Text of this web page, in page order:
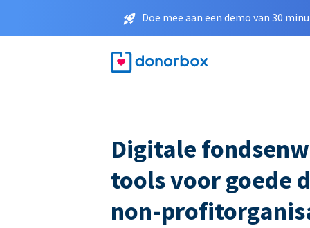
Doe mee aan een demo van 30
Digitale
tools voor goede
non-